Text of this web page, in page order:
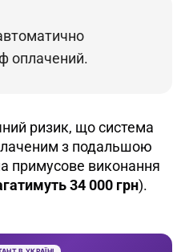
оплачений.
ризик, що система
з подальшою
примусове виконання
34 000 грн).